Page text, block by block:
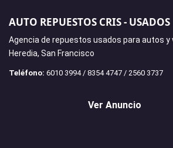
AUTO REPUESTOS CRIS - USADOS
Agencia de repuestos usados para autos y
Heredia, San Francisco
Teléfono: 6010 3994 / 8354 4747 / 2560 3737
Ver Anuncio